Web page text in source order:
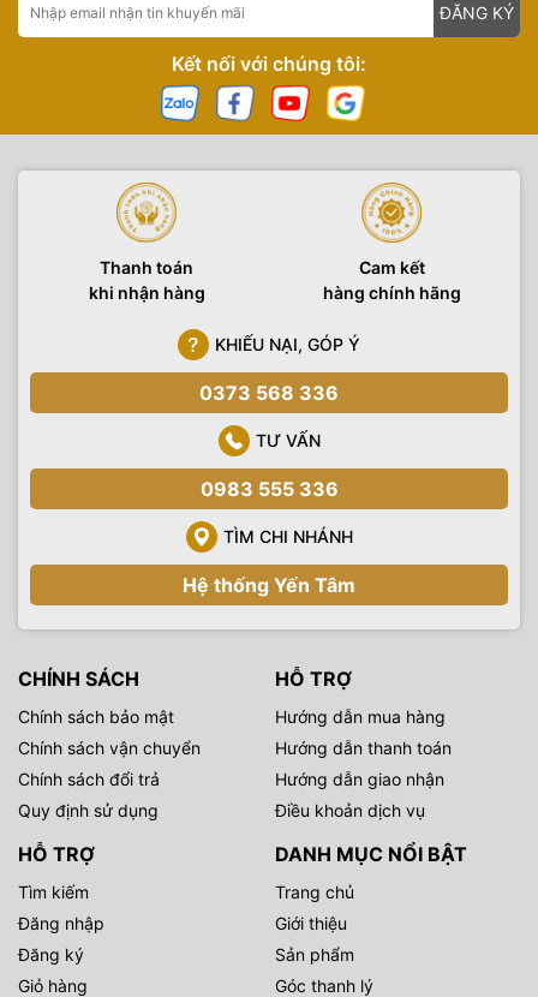
ĐĂNG KÝ
Kết nối với chúng tôi:
Thanh toán
khi nhận hàng
Cam kết
hàng chính hãng
KHIẾU NẠI, GÓP Ý
0373 568 336
TƯ VẤN
0983 555 336
TÌM CHI NHÁNH
Hệ thống Yến Tâm
CHÍNH SÁCH
Chính sách bảo mật
Chính sách vận chuyển
Chính sách đổi trả
Quy định sử dụng
HỖ TRỢ
Hướng dẫn mua hàng
Hướng dẫn thanh toán
Hướng dẫn giao nhận
Điều khoản dịch vụ
HỖ TRỢ
Tìm kiếm
Đăng nhập
Đăng ký
Giỏ hàng
DANH MỤC NỔI BẬT
Trang chủ
Giới thiệu
Sản phẩm
Góc thanh lý